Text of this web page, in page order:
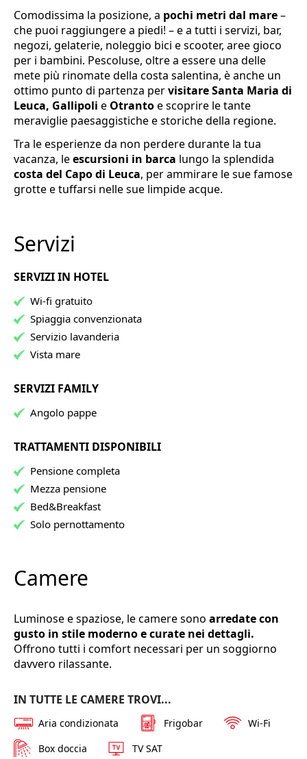
Comodissima la posizione, a pochi metri dal mare–
che puoi raggiungere a piedi! – e a tutti i servizi, bar,
negozi, gelaterie, noleggio bici e scooter, aree gioco
per i bambini. Pescoluse, oltre a essere una delle
mete più rinomate della costa salentina, è anche un
ottimo punto di partenza pervisitare Santa Maria di
Leuca, Gallipoli e Otrantoe scoprire le tante
meraviglie paesaggistiche e storiche della regione.
Tra le esperienze da non perdere durante la tua
vacanza, leescursioni in barca lungo la splendida
costa del Capo di Leuca, per ammirare le sue famose
grotte e tuffarsi nelle sue limpide acque.
Servizi
SERVIZI IN HOTEL
Wi-fi gratuito
Spiaggia convenzionata
Servizio lavanderia
Vista mare
SERVIZI FAMILY
Angolo pappe
TRATTAMENTI DISPONIBILI
Pensione completa
Mezza pensione
Bed&Breakfast
Solo pernottamento
Camere
Luminose e spaziose, le camere sono arredate con
gusto in stile moderno e curate nei dettagli.
Offrono tutti i comfort necessari per un soggiorno
davvero rilassante.
IN TUTTE LE CAMERE TROVI...
Aria condizionata Frigobar
Wi-Fi
Box doccia
TV SAT